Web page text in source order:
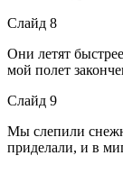
Слайд 8
Они летят
мой полет
Слайд 9
Мы слепили
приделали, и в